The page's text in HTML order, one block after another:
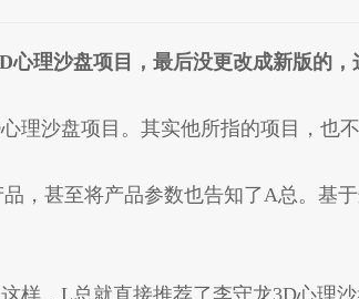
心理沙盘项目，最后没更改成新版的，
理沙盘项目。其实他所指的项目，也
，甚至将产品参数也告知了A总。基
样，L总就直接推荐了李守龙3D心理沙